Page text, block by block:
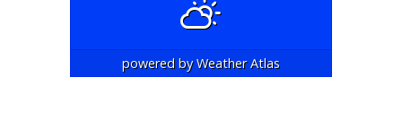
powered byWeather Atlas